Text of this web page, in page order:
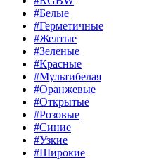
#Белые
#Герметичные
#Желтые
#Зеленые
#Красные
#Мультибелая
#Оранжевые
#Открытые
#Розовые
#Синие
#Узкие
#Широкие